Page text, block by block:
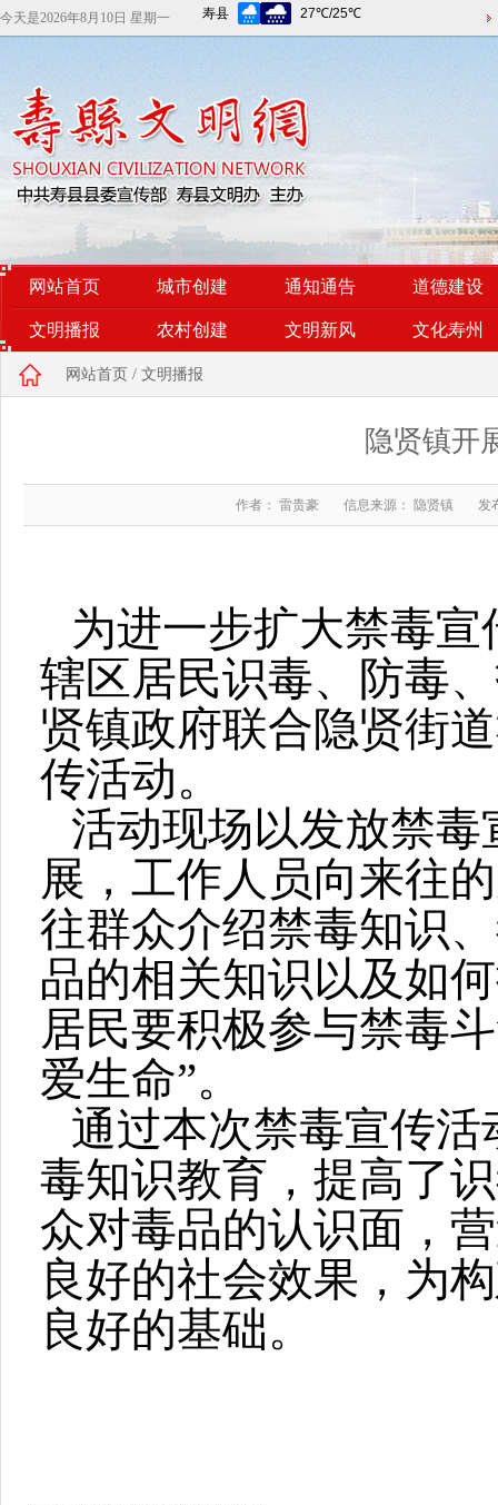
今天是2026年8月10日 星期一
网站首页 城市创建 通知通告 道德建设
文明播报 农村创建 文明新风 文化寿州
网站首页 / 文明播报
隐贤镇开
作者： 雷贵豪 信息来源： 隐贤镇 发
为进一步扩大禁毒
辖区居民识毒、防毒
贤镇政府联合隐贤街
传活动。
活动现场以发放禁
展，工作人员向来往
往群众介绍禁毒知识
品的相关知识以及如
居民要积极参与禁毒
爱生命”。
通过本次禁毒宣传
毒知识教育，提高了
众对毒品的认识面，
良好的社会效果，为
良好的基础。